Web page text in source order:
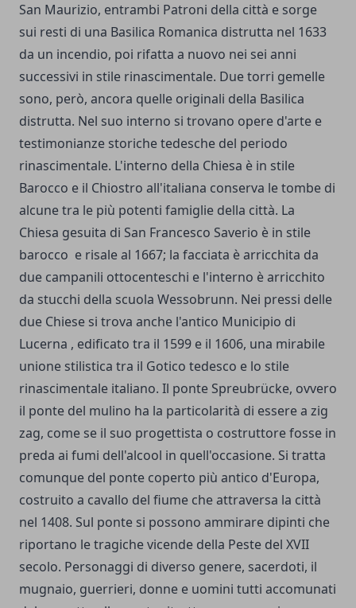
San Maurizio, entrambi Patroni della città e sorge
sui resti di una Basilica Romanica distrutta nel 1633
da un incendio, poi rifatta a nuovo nei sei anni
successivi in stile rinascimentale. Due torri gemelle
sono, però, ancora quelle originali della Basilica
distrutta. Nel suo interno si trovano opere d'arte e
testimonianze storiche tedesche del periodo
rinascimentale. L'interno della Chiesa è in stile
Barocco e il Chiostro all'italiana conserva le tombe di
alcune tra le più potenti famiglie della città. La
Chiesa gesuita di San Francesco Saverio è in stile
barocco e risale al 1667; la facciata è arricchita da
due campanili ottocenteschi e l'interno è arricchito
da stucchi della scuola Wessobrunn. Nei pressi delle
due Chiese si trova anche l'antico Municipio di
Lucerna , edificato tra il 1599 e il 1606, una mirabile
unione stilistica tra il Gotico tedesco e lo stile
rinascimentale italiano. Il ponte Spreubrücke, ovvero
il ponte del mulino ha la particolarità di essere a zig
zag, come se il suo progettista o costruttore fosse in
preda ai fumi dell'alcool in quell'occasione. Si tratta
comunque del ponte coperto più antico d'Europa,
costruito a cavallo del fiume che attraversa la città
nel 1408. Sul ponte si possono ammirare dipinti che
riportano le tragiche vicende della Peste del XVII
secolo. Personaggi di diverso genere, sacerdoti, il
mugnaio, guerrieri, donne e uomini tutti accomunati